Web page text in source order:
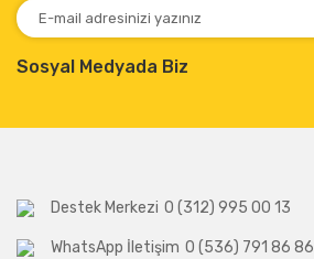
Sosyal Medyada Biz
Destek Merkezi 0 (312) 995 00 13
WhatsApp İletişim 0 (536) 791 86 86